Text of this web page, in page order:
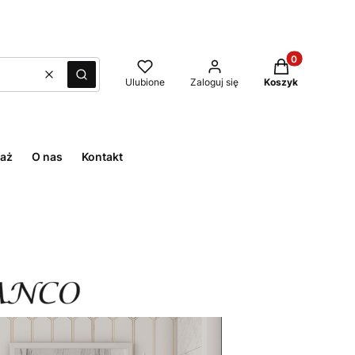
WyczyśćSzukaj Ulubione Zaloguj się
Produkty w
Koszyk
O nas Kontakt